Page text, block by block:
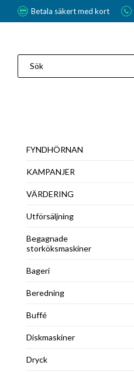
Betala säkert med kort
FYNDHÖRNAN
KAMPANJER
VÄRDERING
Utförsäljning
Begagnade
storköksmaskiner
Bageri
Beredning
Buffé
Diskmaskiner
Dryck